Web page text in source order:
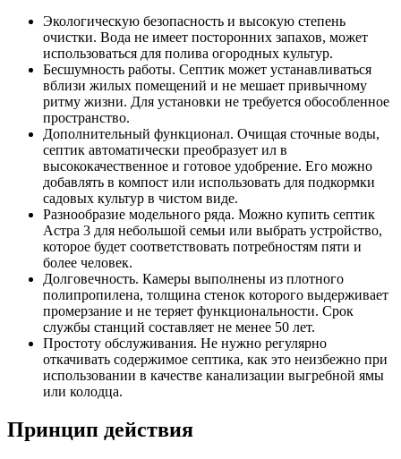
Экологическую безопасность и высокую степень
очистки. Вода не имеет посторонних запахов, может
использоваться для полива огородных культур.
Бесшумность работы. Септик может устанавливаться
вблизи жилых помещений и не мешает привычному
ритму жизни. Для установки не требуется обособленное
пространство.
Дополнительный функционал. Очищая сточные воды,
септик автоматически преобразует ил в
высококачественное и готовое удобрение. Его можно
добавлять в компост или использовать для подкормки
садовых культур в чистом виде.
Разнообразие модельного ряда. Можно купить септик
Астра 3 для небольшой семьи или выбрать устройство,
которое будет соответствовать потребностям пяти и
более человек.
Долговечность. Камеры выполнены из плотного
полипропилена, толщина стенок которого выдерживает
промерзание и не теряет функциональности. Срок
службы станций составляет не менее 50 лет.
Простоту обслуживания. Не нужно регулярно
откачивать содержимое септика, как это неизбежно при
использовании в качестве канализации выгребной ямы
или колодца.
Принцип действия